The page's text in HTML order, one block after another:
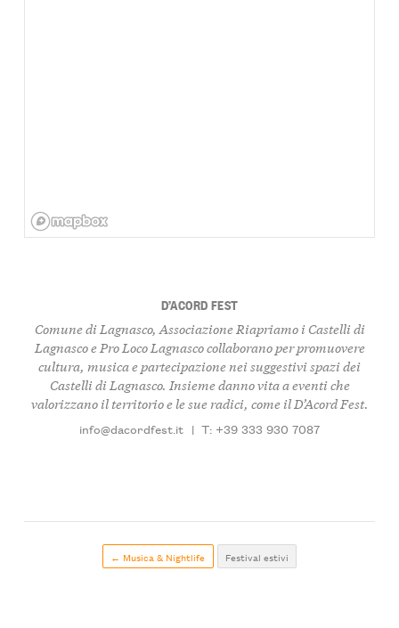
D’ACORD FEST
Comune di Lagnasco, Associazione Riapriamo i Castelli di
Lagnasco e Pro Loco Lagnascocollaborano per promuovere
cultura, musica e partecipazione nei suggestivi spazi dei
Castelli di Lagnasco. Insieme danno vita a eventi che
valorizzano il territorio e le sue radici, come il D’Acord Fest.
info@dacordfest.it | T: +39 333 930 7087
← Musica & Nightlife Festival estivi